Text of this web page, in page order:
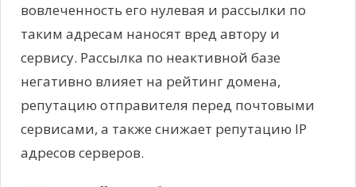
вовлеченность его нулевая и рассылки по
таким адресам наносят вред автору и
сервису. Рассылка по неактивной базе
негативно влияет на рейтинг домена,
репутацию отправителя перед почтовыми
сервисами, а также снижает репутацию IP
адресов серверов.